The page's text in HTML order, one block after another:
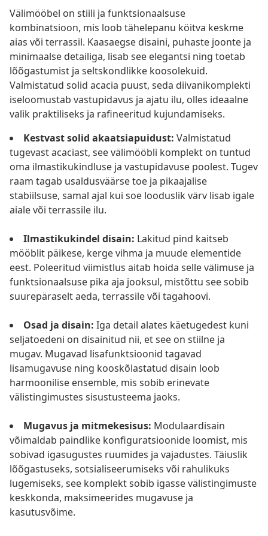
Välimööbel on stiili ja funktsionaalsuse
kombinatsioon, mis loob tähelepanu köitva keskme
aias või terrassil. Kaasaegse disaini, puhaste joonte ja
minimaalse detailiga, lisab see elegantsi ning toetab
lõõgastumist ja seltskondlikke koosolekuid.
Valmistatud solid acacia puust, seda diivanikomplekti
iseloomustab vastupidavus ja ajatu ilu, olles ideaalne
valik praktiliseks ja rafineeritud kujundamiseks.
Kestvast solid akaatsiapuidust: Valmistatud
tugevast acaciast, see välimööbli komplekt on tuntud
oma ilmastikukindluse ja vastupidavuse poolest. Tugev
raam tagab usaldusväärse toe ja pikaajalise
stabiilsuse, samal ajal kui soe looduslik värv lisab igale
aiale või terrassile ilu.
Ilmastikukindel disain: Lakitud pind kaitseb
mööblit päikese, kerge vihma ja muude elementide
eest. Poleeritud viimistlus aitab hoida selle välimuse ja
funktsionaalsuse pika aja jooksul, mistõttu see sobib
suurepäraselt aeda, terrassile või tagahoovi.
Osad ja disain: Iga detail alates käetugedest kuni
seljatoedeni on disainitud nii, et see on stiilne ja
mugav. Mugavad lisafunktsioonid tagavad
lisamugavuse ning kooskõlastatud disain loob
harmoonilise ensemble, mis sobib erinevate
välistingimustes sisustusteema jaoks.
Mugavus ja mitmekesisus: Modulaardisain
võimaldab paindlike konfiguratsioonide loomist, mis
sobivad igasugustes ruumides ja vajadustes. Täiuslik
lõõgastuseks, sotsialiseerumiseks või rahulikuks
lugemiseks, see komplekt sobib igasse välistingimuste
keskkonda, maksimeerides mugavuse ja
kasutusvõime.